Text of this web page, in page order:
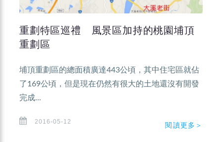
重劃特區巡禮 風景區加持的桃園埔頂
重劃區
埔頂重劃區的總面積廣達443公頃，其中住宅區就佔
了169公頃，但是現在仍然有很大的土地還沒有開發
完成...
2016-05-12 閱讀更多＞